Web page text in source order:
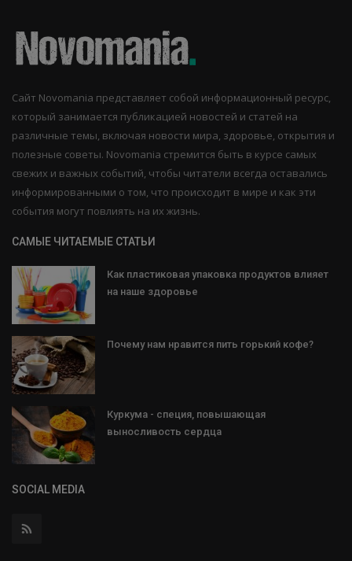
Сайт Novomania представляет собой информационный ресурс,
который занимается публикацией новостей и статей на
различные темы, включая новости мира, здоровье, открытия и
полезные советы. Novomania стремится быть в курсе самых
свежих и важных событий, чтобы читатели всегда оставались
информированными о том, что происходит в мире и как эти
события могут повлиять на их жизнь.
САМЫЕ ЧИТАЕМЫЕ СТАТЬИ
Как пластиковая упаковка продуктов влияет
на наше здоровье
Почему нам нравится пить горький кофе?
Куркума - специя, повышающая
выносливость сердца
SOCIAL MEDIA